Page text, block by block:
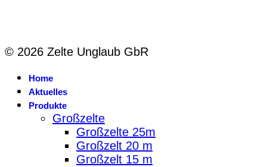
© 2026 Zelte Unglaub GbR
Home
Aktuelles
Produkte
Großzelte
Großzelte 25m
Großzelt 20 m
Großzelt 15 m